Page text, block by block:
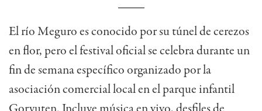
El río Meguro es conocido por su túnel de cerezos
en flor, pero el festival oficial se celebra durante un
fin de semana específico organizado por la
asociación comercial local en el parque infantil